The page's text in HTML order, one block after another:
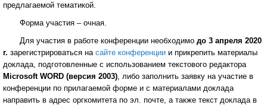
предлагаемой тематикой.
Форма участия – очная.
Для участия в работе конференции необходимо до 3 апреля 2020
г. зарегистрироваться на сайте конференции и прикрепить материалы
доклада, подготовленные с использованием текстового редактора
Microsoft WORD (версия 2003), либо заполнить заявку на участие в
конференции по прилагаемой форме и с материалами доклада
направить в адрес оргкомитета по эл. почте, а также текст доклада в